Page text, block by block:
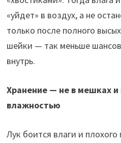
«уйдет» в воздух, а не
только после полного
шейки — так меньше
внутрь.
Хранение — не в мешках и
влажностью
Лук боится влаги и